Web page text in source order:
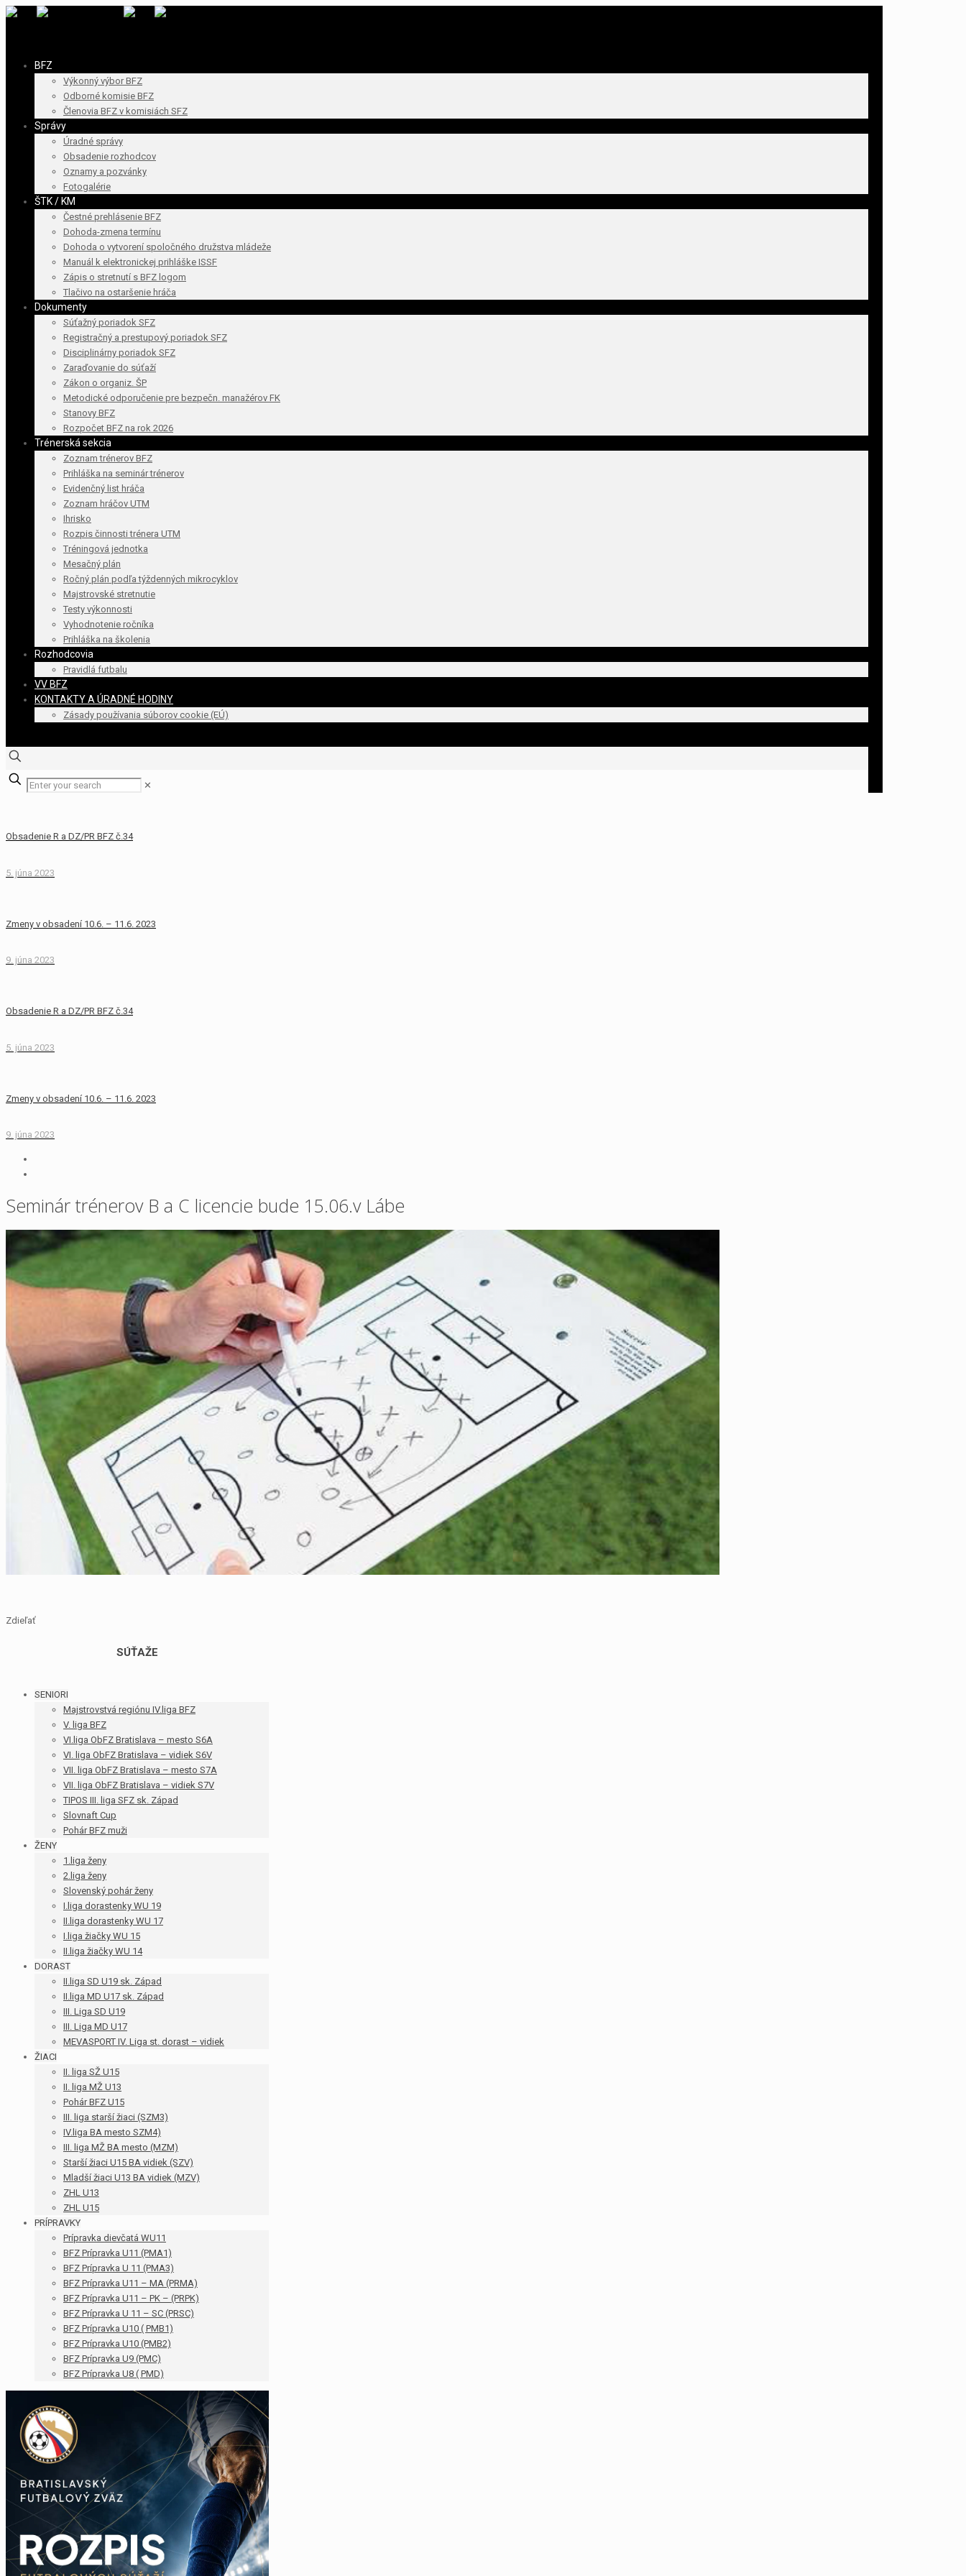
BFZ
Výkonný výbor BFZ
Odborné komisie BFZ
Členovia BFZ v komisiách SFZ
Správy
Úradné správy
Obsadenie rozhodcov
Oznamy a pozvánky
Fotogalérie
ŠTK / KM
Čestné prehlásenie BFZ
Dohoda-zmena termínu
Dohoda o vytvorení spoločného družstva mládeže
Manuál k elektronickej prihláške ISSF
Zápis o stretnutí s BFZ logom
Tlačivo na ostaršenie hráča
Dokumenty
Súťažný poriadok SFZ
Registračný a prestupový poriadok SFZ
Disciplinárny poriadok SFZ
Zaraďovanie do súťaží
Zákon o organiz. ŠP
Metodické odporučenie pre bezpečn. manažérov FK
Stanovy BFZ
Rozpočet BFZ na rok 2026
Trénerská sekcia
Zoznam trénerov BFZ
Prihláška na seminár trénerov
Evidenčný list hráča
Zoznam hráčov UTM
Ihrisko
Rozpis činnosti trénera UTM
Tréningová jednotka
Mesačný plán
Ročný plán podľa týždenných mikrocyklov
Majstrovské stretnutie
Testy výkonnosti
Vyhodnotenie ročníka
Prihláška na školenia
Rozhodcovia
Pravidlá futbalu
VV BFZ
KONTAKTY A ÚRADNÉ HODINY
Zásady používania súborov cookie (EÚ)
✕
Obsadenie R a DZ/PR BFZ č.34
5. júna 2023
Zmeny v obsadení 10.6. – 11.6. 2023
9. júna 2023
Obsadenie R a DZ/PR BFZ č.34
5. júna 2023
Zmeny v obsadení 10.6. – 11.6. 2023
9. júna 2023
Seminár trénerov B a C licencie bude 15.06.v Lábe
Zdieľať
SÚŤAŽE
SENIORI
Majstrovstvá regiónu IV.liga BFZ
V. liga BFZ
VI.liga ObFZ Bratislava – mesto S6A
VI. liga ObFZ Bratislava – vidiek S6V
VII. liga ObFZ Bratislava – mesto S7A
VII. liga ObFZ Bratislava – vidiek S7V
TIPOS III. liga SFZ sk. Západ
Slovnaft Cup
Pohár BFZ muži
ŽENY
1.liga ženy
2.liga ženy
Slovenský pohár ženy
I.liga dorastenky WU 19
II.liga dorastenky WU 17
I.liga žiačky WU 15
II.liga žiačky WU 14
DORAST
II.liga SD U19 sk. Západ
II.liga MD U17 sk. Západ
III. Liga SD U19
III. Liga MD U17
MEVASPORT IV. Liga st. dorast – vidiek
ŽIACI
II. liga SŽ U15
II. liga MŽ U13
Pohár BFZ U15
III. liga starší žiaci (SZM3)
IV.liga BA mesto SZM4)
III. liga MŽ BA mesto (MZM)
Starší žiaci U15 BA vidiek (SZV)
Mladší žiaci U13 BA vidiek (MZV)
ZHL U13
ZHL U15
PRÍPRAVKY
Prípravka dievčatá WU11
BFZ Prípravka U11 (PMA1)
BFZ Prípravka U 11 (PMA3)
BFZ Prípravka U11 – MA (PRMA)
BFZ Prípravka U11 – PK – (PRPK)
BFZ Prípravka U 11 – SC (PRSC)
BFZ Prípravka U10 ( PMB1)
BFZ Prípravka U10 (PMB2)
BFZ Prípravka U9 (PMC)
BFZ Prípravka U8 ( PMD)